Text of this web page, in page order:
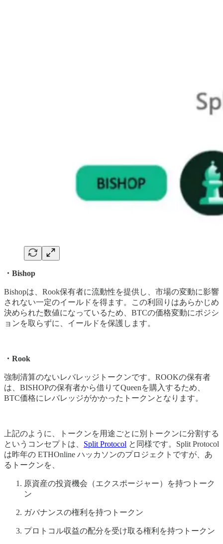
・Bishop
Bishopは、Rook保有者に流動性を提供し、市場の変動に影響
されない一定のイールドを得ます。この利回りはあらかじめ
決められた数値になっているため、BTCの価格変動にポジシ
ョンを取らずに、イールドを保護します。
・Rook
強制清算のないレバレッジトークンです。ROOKの保有者
は、BISHOPの保有者から借りてQueenを購入するため、
BTC価格にレバレッジがかかったトークンとなります。
上記のように、トークンを用途ごとに別トークンに分割する
というコンセプトは、 Split Protocol と同様です。Split Protocol
は昨年の ETHOnline ハッカソンのプロジェクトですが、あ
るトークンを、
原資産の投資機会（エクスポージャー）を持つトーク
ン
ガバナンスの権利を持つトークン
プロトコル収益の配分を受け取る権利を持つトークン